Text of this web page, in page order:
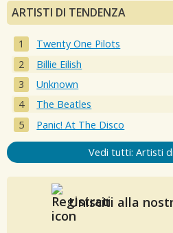
ARTISTI DI TENDENZA
Twenty One Pilots
Billie Eilish
Unknown
The Beatles
Panic! At The Disco
Vedi tutti: Artisti
Unisciti alla